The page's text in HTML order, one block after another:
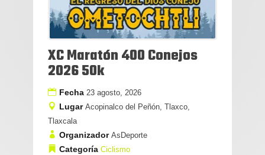
XC Maratón 400 Conejos
2026 50k
Fecha 23 agosto, 2026
Lugar Acopinalco del Peñón, Tlaxco,
Tlaxcala
Organizador AsDeporte
Categoría Ciclismo